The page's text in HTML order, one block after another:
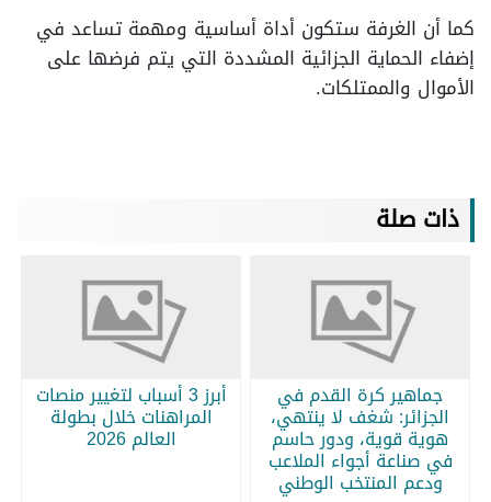
كما أن الغرفة ستكون أداة أساسية ومهمة تساعد في
إضفاء الحماية الجزائية المشددة التي يتم فرضها على
الأموال والممتلكات.
ذات صلة
جماهير كرة القدم في
الجزائر: شغف لا ينتهي،
هوية قوية، ودور حاسم
في صناعة أجواء الملاعب
ودعم المنتخب الوطني
أبرز 3 أسباب لتغيير منصات
المراهنات خلال بطولة
العالم 2026